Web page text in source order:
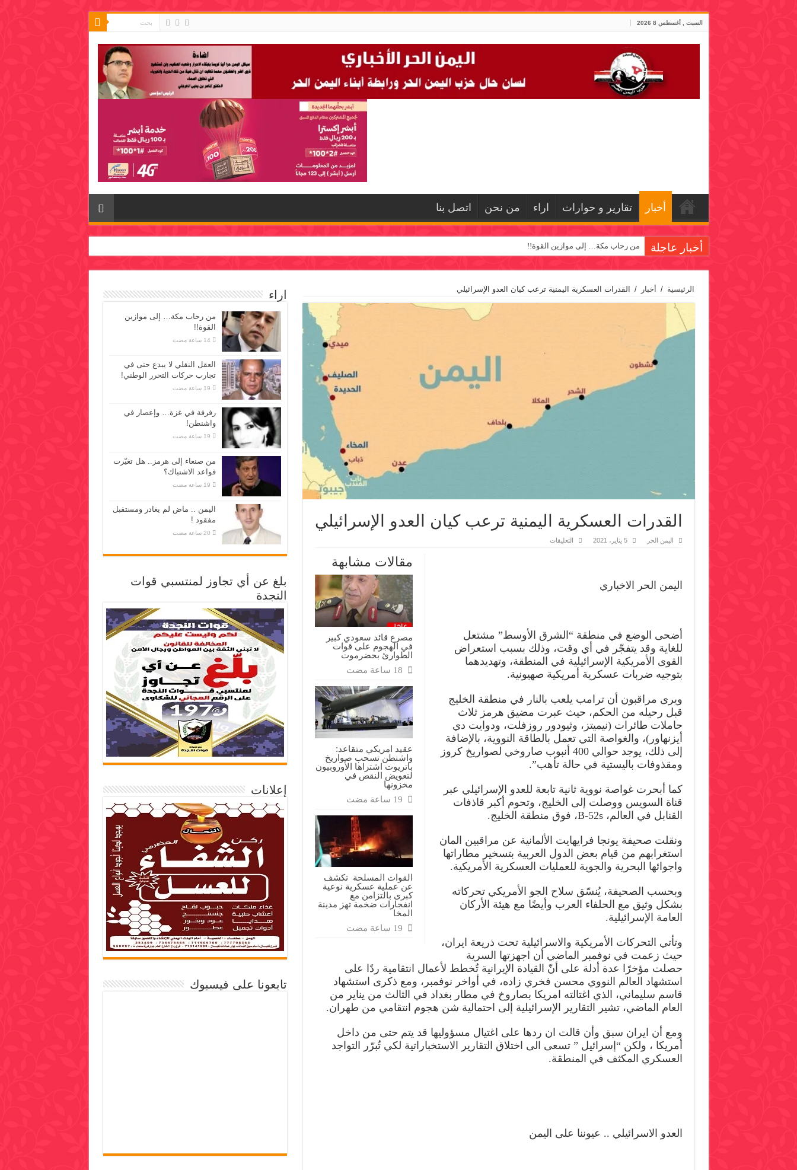
السبت , أغسطس 8 2026
أخبار تقارير و حوارات اراء من نحن اتصل بنا
أخبار عاجلة من رحاب مكة… إلى موازين القوة!!
الرئيسية / أخبار / القدرات العسكرية اليمنية ترعب كيان العدو الإسرائيلي
القدرات العسكرية اليمنية ترعب كيان العدو الإسرائيلي
اليمن الحر 5 يناير، 2021 التعليقات
مقالات مشابهة
مصرع قائد سعودي كبير
في الهجوم على قوات
الطوارئ بحضرموت
عقيد امريكي متقاعد:
واشنطن تسحب صواريخ
باتريوت اشتراها الأوروبيون
لتعويض النقص في
مخزونها
القوات المسلحة تكشف
عن عملية عسكرية نوعية
كبرى بالتزامن مع
انفجارات ضخمة تهز مدينة
المخا
اليمن الحر الاخباري
أضحى الوضع في منطقة “الشرق الأوسط” مشتعل
للغاية وقد يتفجّر في أي وقت، وذلك بسبب استعراض
القوى الأمريكية الإسرائيلية في المنطقة، وتهديدهما
بتوجيه ضربات عسكرية أمريكية صهيونية.
ويرى مراقبون أن ترامب يلعب بالنار في منطقة الخليج
قبل رحيله من الحكم، حيث عبرت مضيق هرمز ثلاث
حاملات طائرات (نيميتز، وثيودور روزفلت، ودوايت دي
أيزنهاور)، والغواصة التي تعمل بالطاقة النووية، بالإضافة
إلى ذلك، يوجد حوالي 400 أنبوب صاروخي لصواريخ كروز
ومقذوفات باليستية في حالة تأهب”.
كما أبحرت غواصة نووية ثانية تابعة للعدو الإسرائيلي عبر
قناة السويس ووصلت إلى الخليج، وتحوم أكبر قاذفات
القنابل في العالم، B-52s، فوق منطقة الخليج.
ونقلت صحيفة يونجا فرايهايت الألمانية عن مراقبين المان
استغرابهم من قيام بعض الدول العربية بتسخير مطاراتها
واجوائها البحرية والجوية للعمليات العسكرية الأمريكية.
وبحسب الصحيفة، يُنسّق سلاح الجو الأمريكي تحركاته
بشكل وثيق مع الحلفاء العرب وأيضًا مع هيئة الأركان
العامة الإسرائيلية.
وتأتي التحركات الأمريكية والاسرائيلية تحت ذريعة ايران،
حيث زعمت في نوفمبر الماضي أن اجهزتها السرية
حصلت مؤخرًا عدة أدلة على أنّ القيادة الإيرانية تُخطط لأعمال انتقامية ردًا على
استشهاد العالم النووي محسن فخري زاده، في أواخر نوفمبر، ومع ذكرى استشهاد
قاسم سليماني، الذي اغتالته امريكا بصاروخ في مطار بغداد في الثالث من يناير من
العام الماضي، تشير التقارير الإسرائيلية إلى احتمالية شن هجوم انتقامي من طهران.
ومع أن ايران سبق وأن قالت ان ردها على اغتيال مسؤوليها قد يتم حتى من داخل
أمريكا ، ولكن “إسرائيل ” تسعى الى اختلاق التقارير الاستخباراتية لكي تُبرّر التواجد
العسكري المكثف في المنطقة.
العدو الاسرائيلي .. عيوننا على اليمن
اراء
من رحاب مكة… إلى موازين
القوة!!
العقل النقلي لا يبدع حتى في
تجارب حركات التحرر الوطني!
رفرفة في غزة… وإعصار في
واشنطن!
من صنعاء إلى هرمز.. هل تغيّرت
قواعد الاشتباك؟
اليمن .. ماض لم يغادر ومستقبل
مفقود !
بلغ عن أي تجاوز لمنتسبي قوات
النجدة
إعلانات
تابعونا على فيسبوك